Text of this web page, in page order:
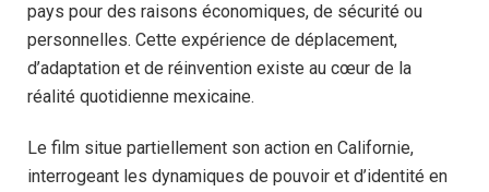
pays pour des raisons économiques, de sécurité ou
personnelles. Cette expérience de déplacement,
d’adaptation et de réinvention existe au cœur de la
réalité quotidienne mexicaine.
Le film situe partiellement son action en Californie,
interrogeant les dynamiques de pouvoir et d’identité en